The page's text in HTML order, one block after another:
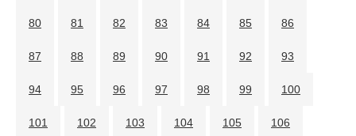
80 81 82 83 84 85 86
87 88 89 90 91 92 93
94 95 96 97 98 99 100
101 102 103 104 105 106